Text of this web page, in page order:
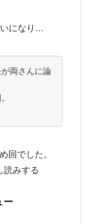
になり…
両さんに論
回でした。
読みする
ー